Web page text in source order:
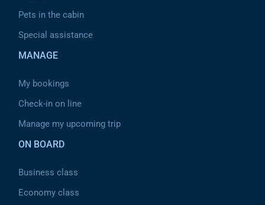
Pets in the cabin
Special assistance
MANAGE
My bookings
Check-in on line
Manage my upcoming trip
ON BOARD
Business class
Economy class